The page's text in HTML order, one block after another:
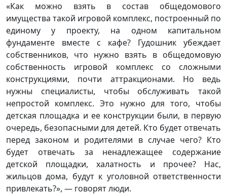
«Как можно взять в состав общедомового
имущества такой игровой комплекс, построенный по
единому у проекту, на одном капитальном
фундаменте вместе с кафе? Гудошник убеждает
собственников, что нужно взять в общедомовую
собственность игровой комплекс со сложными
конструкциями, почти аттракционами. Но ведь
нужны специалисты, чтобы обслуживать такой
непростой комплекс. Это нужно для того, чтобы
детская площадка и ее конструкции были, в первую
очередь, безопасными для детей. Кто будет отвечать
перед законом и родителями в случае чего? Кто
будет отвечать за ненадлежащее содержание
детской площадки, халатность и прочее? Нас,
жильцов дома, будут к уголовной ответственности
привлекать?», — говорят люди.